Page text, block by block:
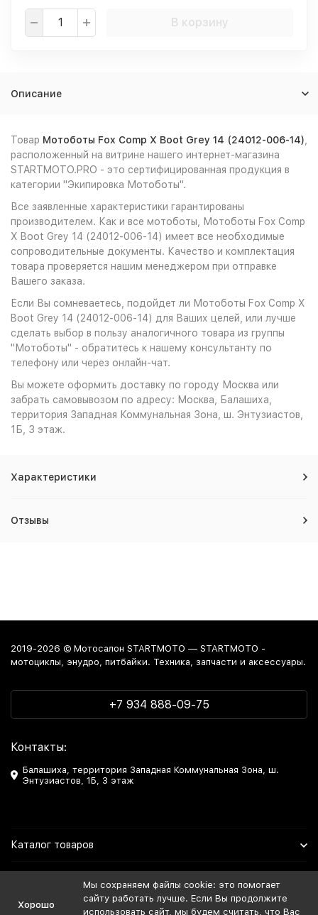
В корзину
Описание
Товар Мотоботы Fox Comp X Boot Grey 14 (24012-006-14)
расположенный на витрине нашего интернет-магазина
STARTMOTO.PRO - это сертифицированная продукция в
категории "Экипировка Мотоботы".
Все заявленные характеристики гарантированы
производителем. Как и все мотоботы, Мотоботы Fox Comp
X Boot Grey 14 (24012-006-14) имеет все необходимые
сопроводительные документы. Качество и комплектация
товара проверяется нашим менеджером при отправке
Вашего заказа.
Если Вы сомневаетесь, подойдет ли Мотоботы Fox Comp X
Boot Grey 14 (24012-006-14) для Ваших целей, или лучше
сделать выбор в пользу аналогичного товара из группы
"Мотоботы" - обратитесь к нашему консультанту по
телефону или через онлайн-чат.
Вы можете оформить доставку по городу Москва или
забрать самовывозом по адресу: Москва, Балашиха,
территория Западная Коммунальная Зона, ш. Энтузиастов,
1Б, 3 этаж.
Характеристики
Отзывы
2019-2026 © Мотосалон STARTMOTO — STARTMOTO -
мотоциклы, энудро, питбайки. Техника, запчасти и аксессуары.
+7 934 888-09-75
Контакты:
Балашиха, территория Западная Коммунальная Зона, ш.
Энтузиастов, 1Б, 3 этаж
Каталог товаров
Мы в Соцсетях
Хорошо
Мы сохраняем файлы cookie: это помогает
сайту работать лучше. Если Вы продолжите
использовать сайт, мы будем считать, что Вас